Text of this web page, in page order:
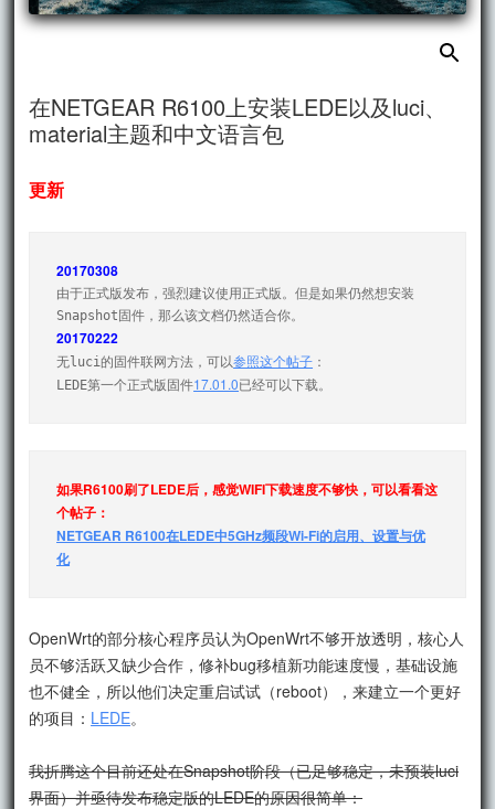
文
搜
索：
在NETGEAR R6100上安装LEDE以及luci、
material主题和中文语言包
更新
20170308
由于正式版发布，强烈建议使用正式版。但是如果仍然想安装
20170222
无luci的固件联网方法，可以参照这个帖子 ：
LEDE第一个正式版固件17.01.0已经可以下载。
如果R6100刷了LEDE后，感觉WIFI下载速度不够快，可以看看这
NETGEAR R6100在LEDE中5GHz频段Wi-Fi的启用、设置与优
化
OpenWrt的部分核心程序员认为OpenWrt不够开放透明，核心人
员不够活跃又缺少合作，修补bug移植新功能速度慢，基础设施
也不健全，所以他们决定重启试试（reboot），来建立一个更好
的项目： LEDE。
我折腾这个目前还处在Snapshot阶段（已足够稳定，未预装luci
界面）并亟待发布稳定版的LEDE的原因很简单：